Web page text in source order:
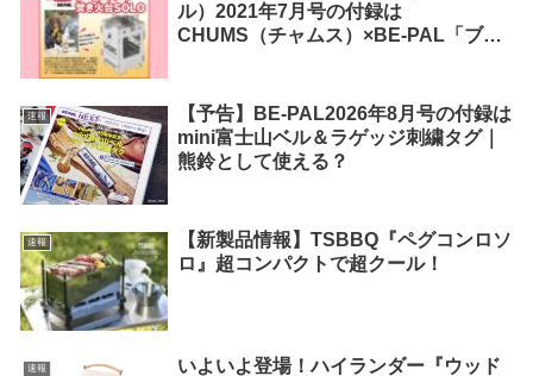
ル）2021年7月号の付録は
CHUMS（チャムス）×BE-PAL「ブー
速報
【予告】BE-PAL2026年8月号の付録は
mini富士山ベル＆ラゲッジ刺繍タグ｜
熊鈴として使える？
速報
【新製品情報】TSBBQ『ペグコンロソ
ロ』超コンパクトで超クール！
速報
いよいよ登場！ハイランダー『ウッド